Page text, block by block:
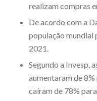
realizam compras
De acordo com a
população mundial
2021.
Segundo a Invesp,
aumentaram de
caíram de 78%